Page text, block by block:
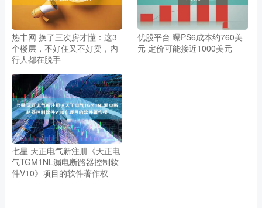
热丰网 换了三次房才懂：这3
个楼层，不好住又不好卖，内
行人都在脱手
优股平台 曝PS6成本约760美
元 定价可能接近1000美元
七星 天正电气新注册《天正电
气TGM1NL漏电断路器控制软
件V10》项目的软件著作权